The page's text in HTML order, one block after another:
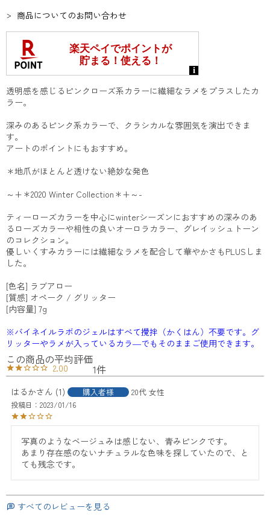
商品についてのお問い合わせ
透明感を感じるピンクローズ系カラーに繊細なラメをプラスしたカ
ラー。
深みのあるピンク系カラーで、クラシカルな雰囲気を演出できま
す。
アートのポイントにもおすすめ。
＊地爪がほとんど透けない絶妙な発色
～+＊2020 Winter Collection＊+～-
ティーローズカラーを中心にwinterシーズンにおすすめの深みのあ
るローズカラーや相性の良いオーロラカラー、グレイッシュトーン
のコレクション。
優しいくすみカラーには繊細なラメを配合して華やかさもPLUSしま
した。
[色名] ラブアロー
[質感] オペーク / グリッター
[内容量] 7g
※バイネイルラボのジェルはすべて攪拌（かくはん）不要です。グ
リッターやラメが入っているカラ―でもそのままご使用できます。
2.00 1
はるか 1 購入者様 20代 女性
投稿日 2023/01/16
写真のようなベージュみは感じない、青みピンクです。
あまり存在感のないナチュラルな色味を探していたので、と
ても残念です。
すべてのレビューを見る